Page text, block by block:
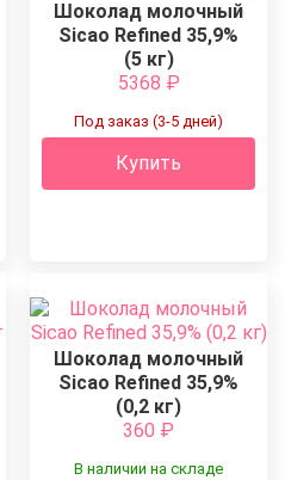
Шоколад молочный
Sicao Refined 35,9%
(5 кг)
5368 ₽
Под заказ (3-5 дней)
Купить
Шоколад молочный
Sicao Refined 35,9%
(0,2 кг)
360 ₽
В наличии на складе